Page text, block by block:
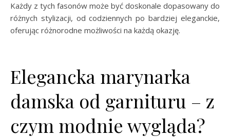
Każdy z tych fasonów może być doskonale dopasowany do
różnych stylizacji, od codziennych po bardziej eleganckie,
oferując różnorodne możliwości na każdą okazję.
Elegancka marynarka
damska od garnituru – z
czym modnie wygląda?